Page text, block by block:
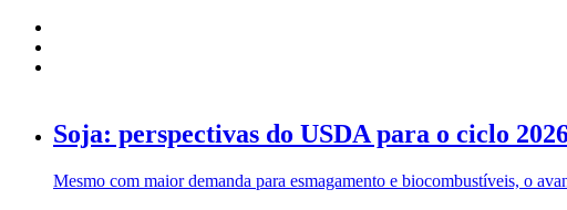
Soja: perspectivas do USDA para o ciclo
Mesmo com maior demanda para esmagamento e biocombustíveis, o